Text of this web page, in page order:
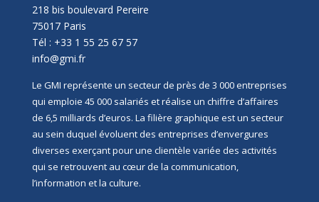
218 bis boulevard Pereire
75017 Paris
Tél : +33 1 55 25 67 57
info@gmi.fr
Le GMI représente un secteur de près de 3 000 entreprises
qui emploie 45 000 salariés et réalise un chiffre d’affaires
de 6,5 milliards d’euros. La filière graphique est un secteur
au sein duquel évoluent des entreprises d’envergures
diverses exerçant pour une clientèle variée des activités
qui se retrouvent au cœur de la communication,
l’information et la culture.